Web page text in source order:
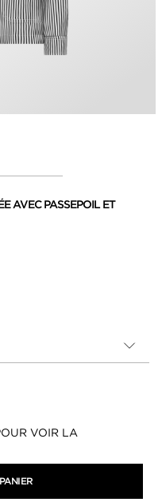
AVEC PASSEPOIL ET
VOIR LA